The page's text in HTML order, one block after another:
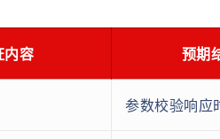
内容 预期
参数校验响应